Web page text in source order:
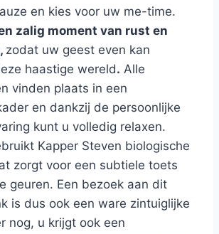
en kies voor uw me-time.
zalig moment van rust en
zodat uw geest even kan
haastige wereld. Alle
vinden plaats in een
en dankzij de persoonlijke
kunt u volledig relaxen.
Kapper Steven biologische
zorgt voor een subtiele toets
geuren. Een bezoek aan dit
is dus ook een ware zintuiglijke
nog, u krijgt ook een